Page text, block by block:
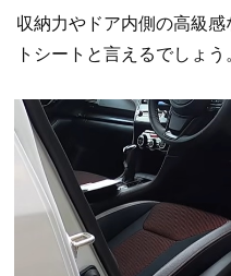
収納力やドア内側の高級
トシートと言えるでしょう